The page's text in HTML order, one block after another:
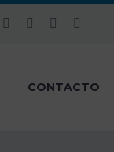
CONTACTO